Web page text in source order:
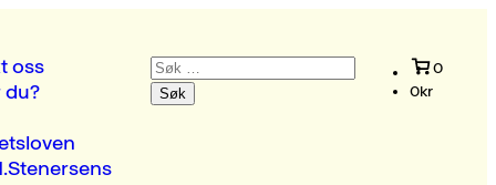
oss
du?
Søk
etter:
0
0kr